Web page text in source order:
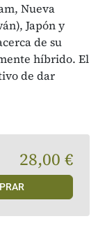
Nueva
Japón y
de su
híbrido. El
de dar
28,00 €